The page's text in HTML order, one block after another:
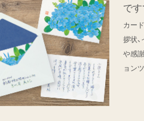
で
カー
拶状
や感
ョン